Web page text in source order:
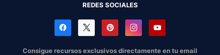
REDES SOCIALES
Consigue recursos exclusivos directamente en tu email